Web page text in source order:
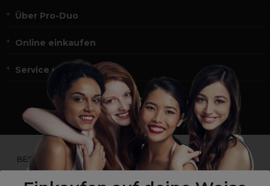
Über Pro-Duo
Online einkaufen
Service und Kontakt
*Du bist kein Profikunde?
BESUCHE
UNSERE WEBSEITE FÜR ENDVERBRAUCHER.*